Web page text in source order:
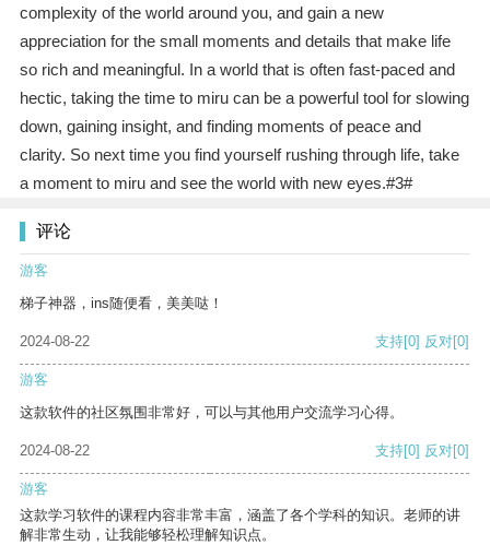
complexity of the world around you, and gain a new
appreciation for the small moments and details that make life
so rich and meaningful. In a world that is often fast-paced and
hectic, taking the time to miru can be a powerful tool for slowing
down, gaining insight, and finding moments of peace and
clarity. So next time you find yourself rushing through life, take
a moment to miru and see the world with new eyes.#3#
评论
游客
梯子神器，ins随便看，美美哒！
2024-08-22 支持[0] 反对[0]
游客
这款软件的社区氛围非常好，可以与其他用户交流学习心得。
2024-08-22 支持[0] 反对[0]
游客
这款学习软件的课程内容非常丰富，涵盖了各个学科的知识。老师的讲
解非常生动，让我能够轻松理解知识点。